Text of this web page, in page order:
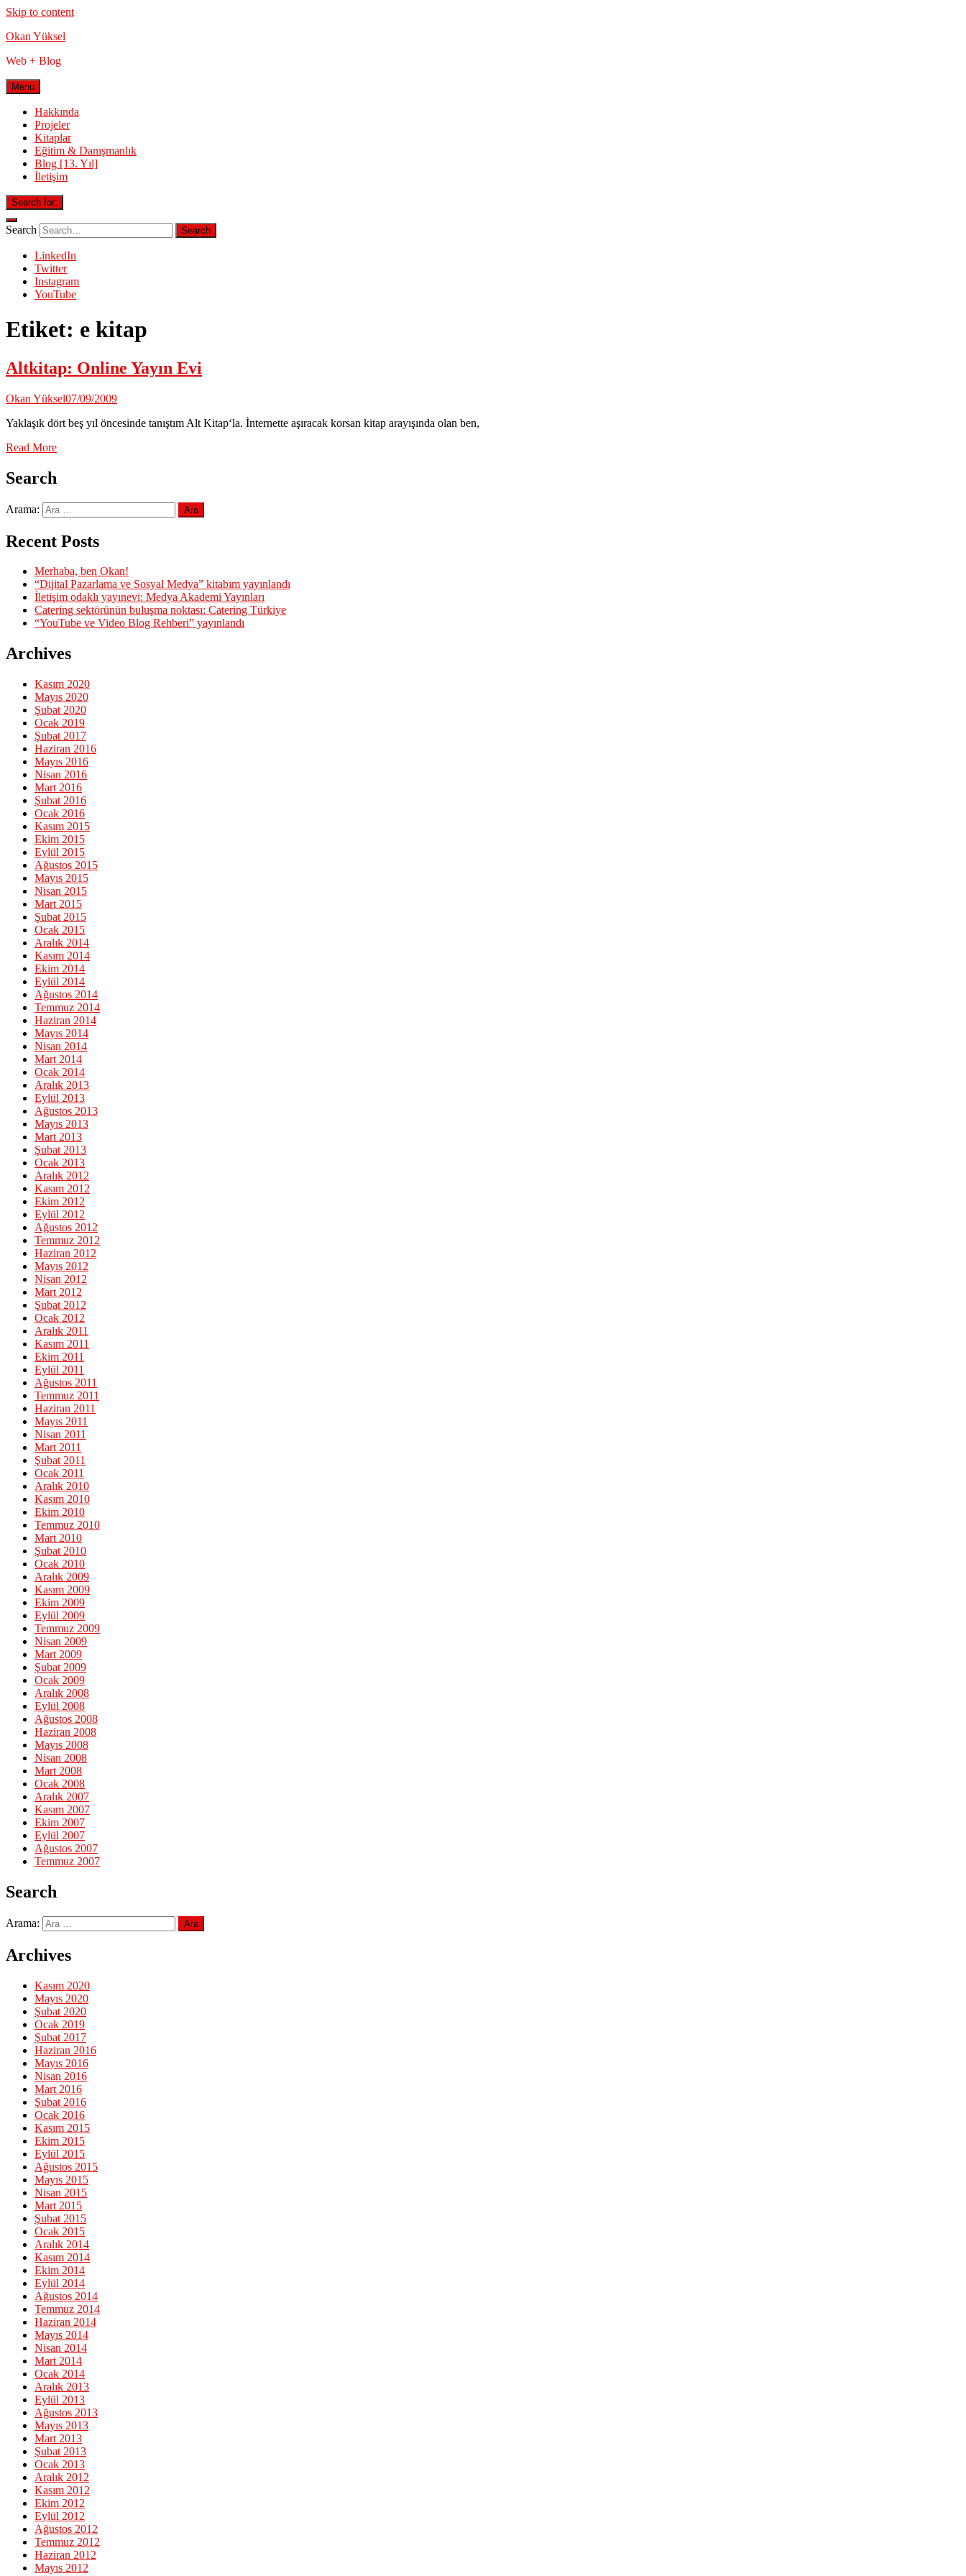
Skip to content
Okan Yüksel
Web + Blog
Menu
Hakkında
Projeler
Kitaplar
Eğitim & Danışmanlık
Blog [13. Yıl]
İletişim
Search for:
Search
LinkedIn
Twitter
Instagram
YouTube
Etiket: e kitap
Altkitap: Online Yayın Evi
Okan Yüksel07/09/2009
Yaklaşık dört beş yıl öncesinde tanıştım Alt Kitap‘la. İnternette aşıracak korsan kitap arayışında olan ben,
Read More
Search
Arama:
Recent Posts
Merhaba, ben Okan!
“Dijital Pazarlama ve Sosyal Medya” kitabım yayınlandı
İletişim odaklı yayınevi: Medya Akademi Yayınları
Catering sektörünün buluşma noktası: Catering Türkiye
“YouTube ve Video Blog Rehberi” yayınlandı
Archives
Kasım 2020
Mayıs 2020
Şubat 2020
Ocak 2019
Şubat 2017
Haziran 2016
Mayıs 2016
Nisan 2016
Mart 2016
Şubat 2016
Ocak 2016
Kasım 2015
Ekim 2015
Eylül 2015
Ağustos 2015
Mayıs 2015
Nisan 2015
Mart 2015
Şubat 2015
Ocak 2015
Aralık 2014
Kasım 2014
Ekim 2014
Eylül 2014
Ağustos 2014
Temmuz 2014
Haziran 2014
Mayıs 2014
Nisan 2014
Mart 2014
Ocak 2014
Aralık 2013
Eylül 2013
Ağustos 2013
Mayıs 2013
Mart 2013
Şubat 2013
Ocak 2013
Aralık 2012
Kasım 2012
Ekim 2012
Eylül 2012
Ağustos 2012
Temmuz 2012
Haziran 2012
Mayıs 2012
Nisan 2012
Mart 2012
Şubat 2012
Ocak 2012
Aralık 2011
Kasım 2011
Ekim 2011
Eylül 2011
Ağustos 2011
Temmuz 2011
Haziran 2011
Mayıs 2011
Nisan 2011
Mart 2011
Şubat 2011
Ocak 2011
Aralık 2010
Kasım 2010
Ekim 2010
Temmuz 2010
Mart 2010
Şubat 2010
Ocak 2010
Aralık 2009
Kasım 2009
Ekim 2009
Eylül 2009
Temmuz 2009
Nisan 2009
Mart 2009
Şubat 2009
Ocak 2009
Aralık 2008
Eylül 2008
Ağustos 2008
Haziran 2008
Mayıs 2008
Nisan 2008
Mart 2008
Ocak 2008
Aralık 2007
Kasım 2007
Ekim 2007
Eylül 2007
Ağustos 2007
Temmuz 2007
Search
Arama:
Archives
Kasım 2020
Mayıs 2020
Şubat 2020
Ocak 2019
Şubat 2017
Haziran 2016
Mayıs 2016
Nisan 2016
Mart 2016
Şubat 2016
Ocak 2016
Kasım 2015
Ekim 2015
Eylül 2015
Ağustos 2015
Mayıs 2015
Nisan 2015
Mart 2015
Şubat 2015
Ocak 2015
Aralık 2014
Kasım 2014
Ekim 2014
Eylül 2014
Ağustos 2014
Temmuz 2014
Haziran 2014
Mayıs 2014
Nisan 2014
Mart 2014
Ocak 2014
Aralık 2013
Eylül 2013
Ağustos 2013
Mayıs 2013
Mart 2013
Şubat 2013
Ocak 2013
Aralık 2012
Kasım 2012
Ekim 2012
Eylül 2012
Ağustos 2012
Temmuz 2012
Haziran 2012
Mayıs 2012